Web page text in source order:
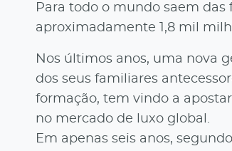
Para todo o mundo saem das
aproximadamente 1,8 mil
Nos últimos anos, uma nova
dos seus familiares
formação, tem vindo a
no mercado de luxo global.
Em apenas seis anos,